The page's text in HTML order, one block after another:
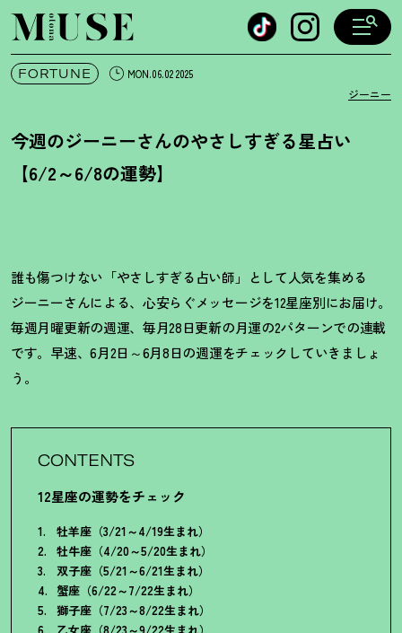
オトナミューズ ウェブ
FORTUNE MON.06.02 2025
ジーニー
今週のジーニーさんのやさしすぎる星占い
【6/2～6/8の運勢】
誰も傷つけない「やさしすぎる占い師」として人気を集める
ジーニーさんによる、心安らぐメッセージを12星座別にお届け。
毎週月曜更新の週運、毎月28日更新の月運の2パターンでの連載
です。早速、6月2日～6月8日の週運をチェックしていきましょ
う。
CONTENTS
12星座の運勢をチェック
牡羊座（3/21～4/19生まれ）
牡牛座（4/20～5/20生まれ）
双子座（5/21～6/21生まれ）
蟹座（6/22～7/22生まれ）
獅子座（7/23～8/22生まれ）